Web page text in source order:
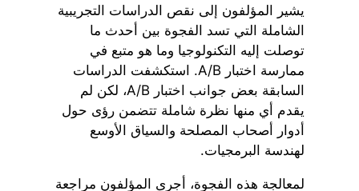
يشير المؤلفون إلى نقص الدراسات التجريبية
الشاملة التي تسد الفجوة بين أحدث ما
توصلت إليه التكنولوجيا وما هو متبع في
ممارسة اختبار A/B. استكشفت الدراسات
السابقة بعض جوانب اختبار A/B، لكن لم
يقدم أي منها نظرة شاملة تتضمن رؤى حول
أدوار أصحاب المصلحة والسياق الأوسع
لهندسة البرمجيات.
لمعالجة هذه الفجوة، أجرى المؤلفون مراجعة